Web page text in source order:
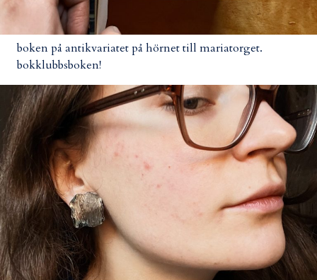
boken på antikvariatet på hörnet till mariatorget.
bokklubbsboken!